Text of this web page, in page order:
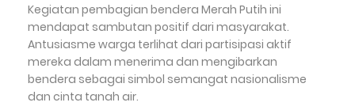
Kegiatan pembagian bendera Merah Putih ini
mendapat sambutan positif dari masyarakat.
Antusiasme warga terlihat dari partisipasi aktif
mereka dalam menerima dan mengibarkan
bendera sebagai simbol semangat nasionalisme
dan cinta tanah air.